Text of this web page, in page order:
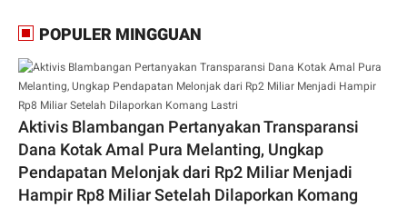
POPULER MINGGUAN
Aktivis Blambangan Pertanyakan Transparansi
Dana Kotak Amal Pura Melanting, Ungkap
Pendapatan Melonjak dari Rp2 Miliar Menjadi
Hampir Rp8 Miliar Setelah Dilaporkan Komang